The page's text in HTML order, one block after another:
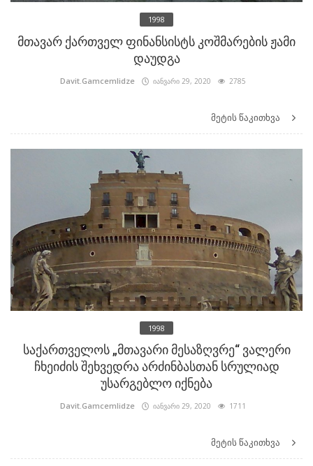
1998
მთავარ ქართველ ფინანსისტს კოშმარების ჟამი
დაუდგა
Davit.Gamcemlidze იანვარი 29, 2020 2785
მეტის წაკითხვა
1998
საქართველოს „მთავარი მესაზღვრე“ ვალერი
ჩხეიძის შეხვედრა არძინბასთან სრულიად
უსარგებლო იქნება
Davit.Gamcemlidze იანვარი 29, 2020 1711
მეტის წაკითხვა